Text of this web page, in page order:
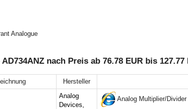
Analogue
nach Preis ab 76.78 EUR bis 127.77
Hersteller
Analog
Devices,
Analog Multiplier/